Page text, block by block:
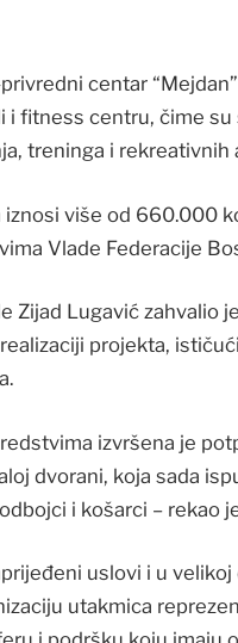
centar
i fitness centru, čime
treninga i rekreativnih
više od 660.000
Vlade Federacije
Zijad Lugavić zahvalio
projekta,
izvršena je
dvorani, koja sada
i košarci – rekao
uslovi i u
utakmica